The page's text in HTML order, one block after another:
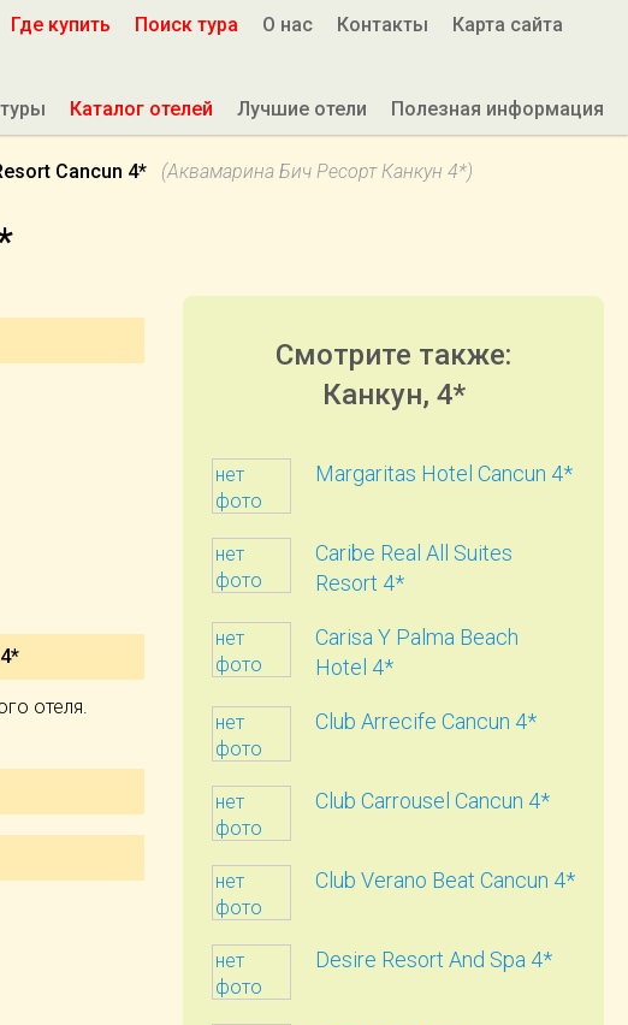
Где купить Поиск тура О нас Контакты Карта сайта
Каталог отелей Лучшие отели Полезная информация
Cancun 4* (Аквамарина Бич Ресорт Канкун 4*)
отеля.
Смотрите также:
Канкун, 4*
нет
фото
Margaritas Hotel Cancun 4*
нет
фото
Caribe Real All Suites
Resort 4*
нет
фото
Carisa Y Palma Beach
Hotel 4*
нет
фото
Club Arrecife Cancun 4*
нет
фото
Club Carrousel Cancun 4*
нет
фото
Club Verano Beat Cancun 4*
нет
фото
Desire Resort And Spa 4*